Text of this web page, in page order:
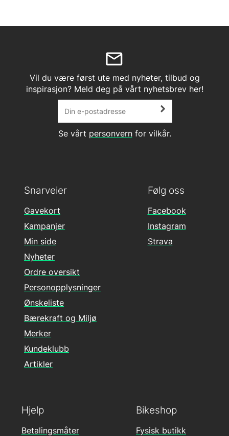
Vil du være først ute med nyheter, tilbud og
inspirasjon? Meld deg på vårt nyhetsbrev her!
Se vårt personvernfor vilkår.
Følg oss
Facebook
Instagram
Strava
Hjelp
Betalingsmåter
Snarveier
Gavekort
Kampanjer
Min side
Nyheter
Ordre oversikt
Personopplysninger
Ønskeliste
Bærekraft og Miljø
Merker
Kundeklubb
Artikler
Bikeshop
Fysisk butikk